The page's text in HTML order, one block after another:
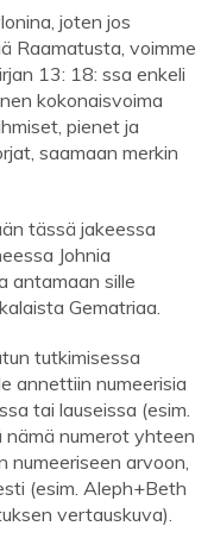
joten jos
Raamatusta, voimme
13: 18: ssa enkeli
kokonaisvoima
pienet ja
saamaan merkin
tässä jakeessa
Johnia
antamaan sille
Gematriaa.
tutkimisessa
annettiin numeerisia
tai lauseissa (esim.
nämä numerot yhteen
numeeriseen arvoon,
(esim. Aleph+Beth
vertauskuva).